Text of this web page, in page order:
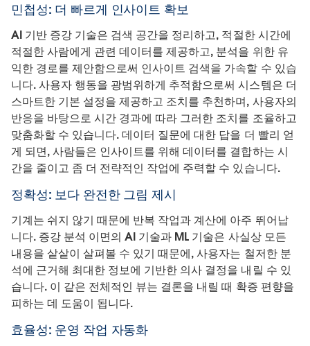
민첩성: 더 빠르게 인사이트 확보
AI 기반 증강 기술은 검색 공간을 정리하고, 적절한 시간에
적절한 사람에게 관련 데이터를 제공하고, 분석을 위한 유
익한 경로를 제안함으로써 인사이트 검색을 가속할 수 있습
니다. 사용자 행동을 광범위하게 추적함으로써 시스템은 더
스마트한 기본 설정을 제공하고 조치를 추천하며, 사용자의
반응을 바탕으로 시간 경과에 따라 그러한 조치를 조율하고
맞춤화할 수 있습니다. 데이터 질문에 대한 답을 더 빨리 얻
게 되면, 사람들은 인사이트를 위해 데이터를 결합하는 시
간을 줄이고 좀 더 전략적인 작업에 주력할 수 있습니다.
정확성: 보다 완전한 그림 제시
기계는 쉬지 않기 때문에 반복 작업과 계산에 아주 뛰어납
니다. 증강 분석 이면의 AI 기술과 ML 기술은 사실상 모든
내용을 샅샅이 살펴볼 수 있기 때문에, 사용자는 철저한 분
석에 근거해 최대한 정보에 기반한 의사 결정을 내릴 수 있
습니다. 이 같은 전체적인 뷰는 결론을 내릴 때 확증 편향을
피하는 데 도움이 됩니다.
효율성: 운영 작업 자동화